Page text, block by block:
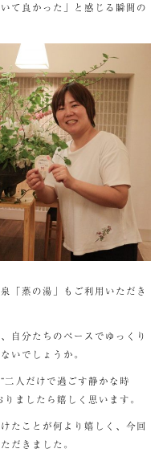
て良かった」と感じる瞬間の
「蒸の湯」もご利用いただき
自分たちのペースでゆっくり
いでしょうか。
人だけで過ごす静かな時
ましたら嬉しく思います。
たことが何より嬉しく、今回
だきました。